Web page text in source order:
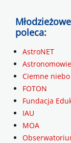
poleca:
AstroNET
Ciemne
FOTON
Fundacja
IAU
MOA